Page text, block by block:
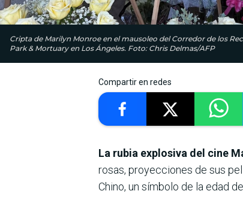
Cripta de Marilyn Monroe en el mausoleo del Corredor de los
Park & ​​Mortuary en Los Ángeles. Foto: Chris Delmas/AFP
Compartir en redes
La rubia explosiva del cine
rosas, proyecciones de sus
Chino, un símbolo de la edad